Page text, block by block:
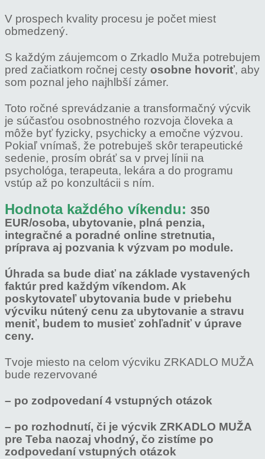
V prospech kvality procesu je počet miest
obmedzený.
S každým záujemcom o Zrkadlo Muža potrebujem
pred začiatkom ročnej cesty osobne hovoriť, aby
som poznal jeho najhlbší zámer.
Toto ročné sprevádzanie a transformačný výcvik
je súčasťou osobnostného rozvoja človeka a
môže byť fyzicky, psychicky a emočne výzvou.
Pokiaľ vnímaš, že potrebuješ skôr terapeutické
sedenie, prosím obráť sa v prvej línii na
psychológa, terapeuta, lekára a do programu
vstúp až po konzultácii s ním.
Hodnota každého víkendu: 350
EUR/osoba, ubytovanie, plná penzia,
integračné a poradné online stretnutia,
príprava aj pozvania k výzvam po module.
Úhrada sa bude diať na základe vystavených
faktúr pred každým víkendom. Ak
poskytovateľ ubytovania bude v priebehu
výcviku nútený cenu za ubytovanie a stravu
meniť, budem to musieť zohľadniť v úprave
ceny.
Tvoje miesto na celom výcviku ZRKADLO MUŽA
bude rezervované
– po zodpovedaní 4 vstupných otázok
– po rozhodnutí, či je výcvik ZRKADLO MUŽA
pre Teba naozaj vhodný, čo zistíme po
zodpovedanívstupných otázok